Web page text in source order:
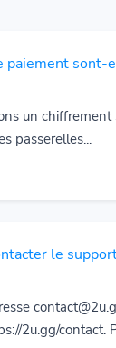
paiement sont-
un chiffrement
passerelles...
le
2u.gg/contact.